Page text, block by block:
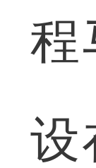
程
设